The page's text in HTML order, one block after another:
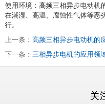
使用环境：高频三相异步电动机
在潮湿、高温、腐蚀性气体等恶
行。
上一条： 高频三相异步电动机的
下一条： 三相异步电机的应用领
关